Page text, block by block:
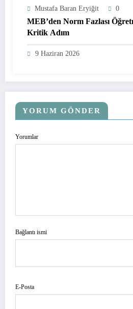
Mustafa Baran Eryiğit 0
MEB’den Norm Fazlası
Kritik Adım
9 Haziran 2026
YORUM GÖNDER
Yorumlar
Bağlantı ismi
E-Posta